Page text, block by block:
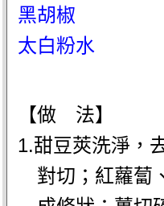
黑胡椒
太白粉水
【做 法】
1.甜豆莢洗淨，
對切；紅蘿蔔